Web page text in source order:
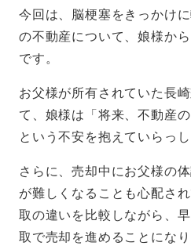
今回は、脳梗塞をきっかけ
の不動産について、娘様か
です。
お父様が所有されていた長
て、娘様は「将来、不動産
という不安を抱えていらっし
さらに、売却中にお父様の
が難しくなることも心配さ
取の違いを比較しながら、
取で売却を進めることになり